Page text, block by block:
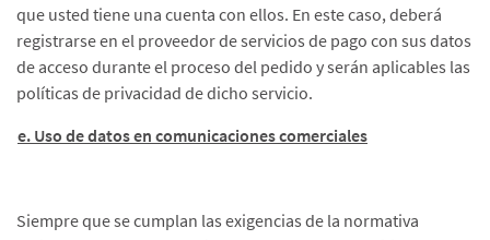
que usted tiene una cuenta con ellos. En este caso, deberá
registrarse en el proveedor de servicios de pago con sus datos
de acceso durante el proceso del pedido y serán aplicables las
políticas de privacidad de dicho servicio.
e. Uso de datos en comunicaciones comerciales
Siempre que se cumplan las exigencias de la normativa